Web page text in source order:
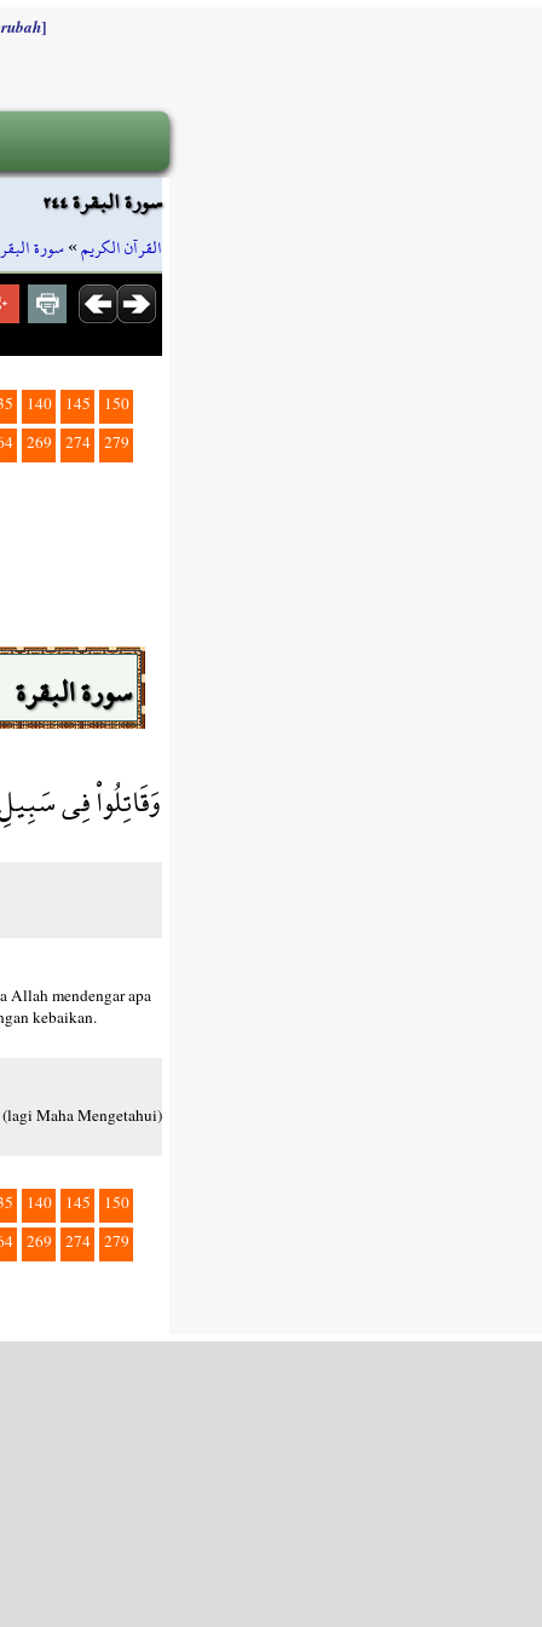
]
سورة البقرة ٢٤٤
القرآن الكريم»سورة
140 145
150
269 274 279
سورة البقرة
وَقَاتِلُواْ فِي
Allah mendengar apa
kebaikan.
Maha Mengetahui)
140 145
150
269 274 279